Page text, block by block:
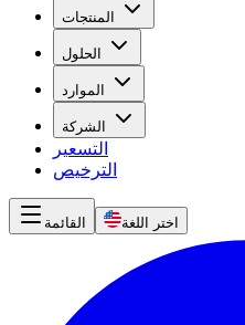
المنتجات
الحلول
الموارد
الشركة
التسعير
الترخيص
القائمة اختر اللغة